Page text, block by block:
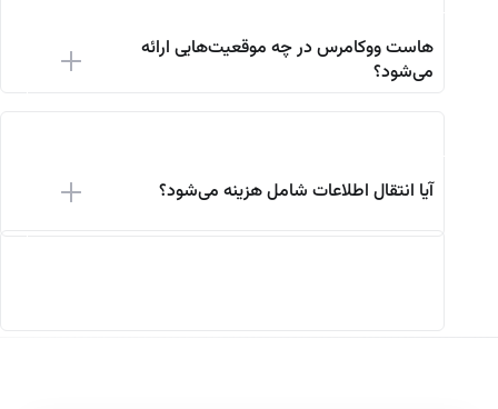
هاست ووکامرس در چه موقعیت‌هایی ارائه
می‌شود؟
آیا انتقال اطلاعات شامل هزینه می‌شود؟